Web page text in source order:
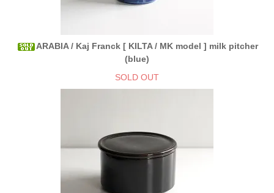
ARABIA / Kaj Franck [ KILTA / MK model ] milk pitcher
(blue)
SOLD OUT